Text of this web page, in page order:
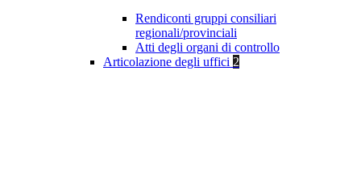
Rendiconti gruppi consiliari
regionali/provinciali
Atti degli organi di controllo
Articolazione degli uffici 2